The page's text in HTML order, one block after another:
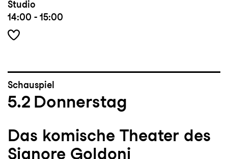
Studio
14:00 - 15:00
Schauspiel
5.2 Donnerstag
Das komische Theater des
Signore Goldoni